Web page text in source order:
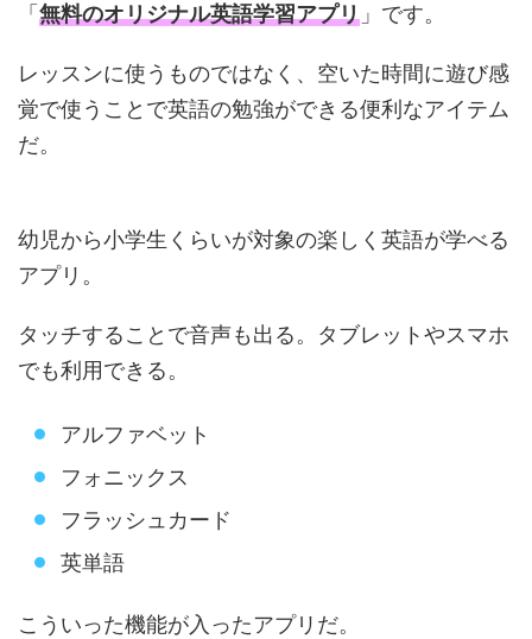
「 無料のオリジナル英語学習アプリ 」です。
レッスンに使うものではなく、空いた時間に遊び感
覚で使うことで英語の勉強ができる便利なアイテム
だ。
幼児から小学生くらいが対象の楽しく英語が学べる
アプリ。
タッチすることで音声も出る。タブレットやスマホ
でも利用できる。
アルファベット
フォニックス
フラッシュカード
英単語
こういった機能が入ったアプリだ。